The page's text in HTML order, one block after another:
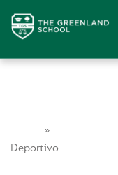
»
Deportivo